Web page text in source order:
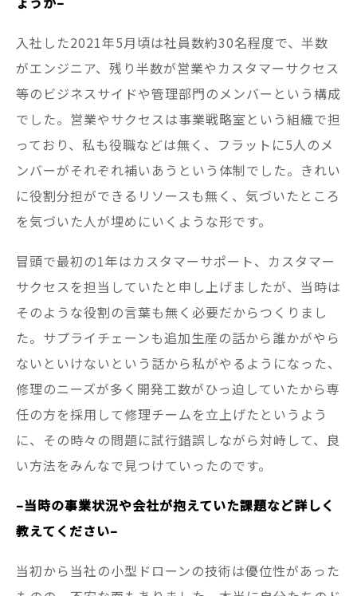
入社した2021年5月頃は社員数約30名程度で、半数
がエンジニア、残り半数が営業やカスタマーサクセス
等のビジネスサイドや管理部門のメンバーという構成
でした。営業やサクセスは事業戦略室という組織で担
っており、私も役職などは無く、フラットに5人のメ
ンバーがそれぞれ補いあうという体制でした。きれい
に役割分担ができるリソースも無く、気づいたところ
を気づいた人が埋めにいくような形です。
冒頭で最初の1年はカスタマーサポート、カスタマー
サクセスを担当していたと申し上げましたが、当時は
そのような役割の言葉も無く必要だからつくりまし
た。サプライチェーンも追加生産の話から誰かがやら
ないといけないという話から私がやるようになった、
修理のニーズが多く開発工数がひっ迫していたから専
任の方を採用して修理チームを立上げたというよう
に、その時々の問題に試行錯誤しながら対峙して、良
い方法をみんなで見つけていったのです。
–当時の事業状況や会社が抱えていた課題など詳しく
教えてください–
当初から当社の小型ドローンの技術は優位性があった